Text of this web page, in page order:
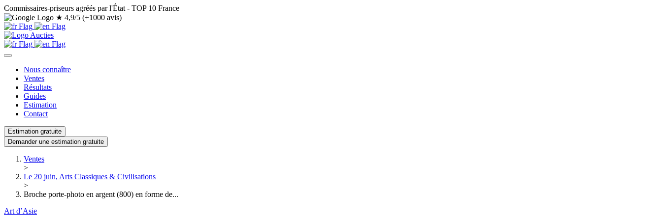
Commissaires-priseurs agréés par l'État - TOP 10 France
★ 4,9/5 (+1000 avis)
Nous connaître
Ventes
Résultats
Guides
Estimation
Contact
Estimation gratuite
Demander une estimation gratuite
Ventes
>
Le 20 juin, Arts Classiques & Civilisations
>
Broche porte-photo en argent (800) en forme de...
Art d’Asie